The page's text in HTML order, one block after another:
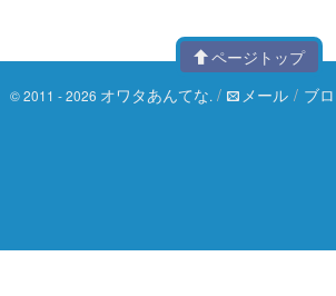
ページトップ
© 2011 - 2026 オワタあんてな. / メール / ブ